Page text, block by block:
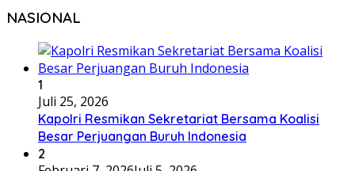
NASIONAL
1
Juli 25, 2026
Kapolri Resmikan Sekretariat Bersama Koalisi
Besar Perjuangan Buruh Indonesia
2